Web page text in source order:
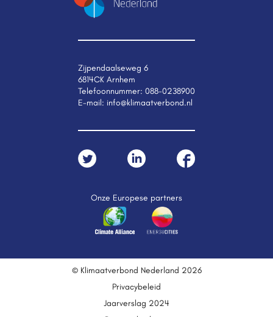
Zijpendaalseweg 6
6814CK Arnhem
Telefoonnummer: 088-0238900
E-mail: info@klimaatverbond.nl
Onze Europese partners
© Klimaatverbond Nederland 2026
Privacybeleid
Jaarverslag 2024